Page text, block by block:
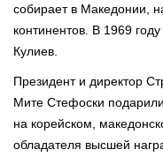
собирает в Македонии,
континентов. В 1969
Кулиев.
Президент и директор
Мите Стефоски
на корейском,
обладателя высшей